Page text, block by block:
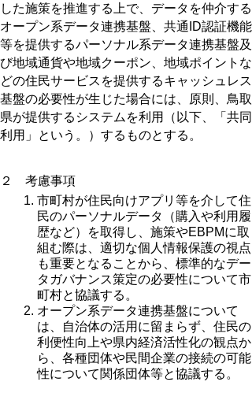
した施策を推進する上で、データを仲介する
オープン系データ連携基盤、共通 ID認証機能
等を提供するパーソナル系データ連携基盤及
び地域通貨や地域クーポン、地域ポイントな
どの住民サービスを提供するキャッシュレス
基盤の必要性が生じた場合には、原則、鳥取
県が提供するシステムを利用（以下、「共同
利用」という。）するものとする。
２ 考慮事項
市町村が住民向けアプリ等を介して住
民のパーソナルデータ（購入や利用履
歴など）を取得し、施策やEBPMに取
組む際は、適切な個人情報保護の視点
も重要となることから、標準的なデー
タガバナンス策定の必要性について市
町村と協議する。
オープン系データ連携基盤について
は、自治体の活用に留まらず、住民の
利便性向上や県内経済活性化の観点か
ら、各種団体や民間企業の接続の可能
性について関係団体等と協議する。